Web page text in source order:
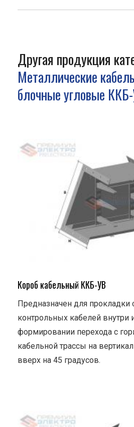
Другая продукция
Металлические
блочные угловые
Короб кабельный ККБ-УВ
Предназначен для прокладки
контрольных кабелей внутри
формировании перехода с
кабельной трассы на
вверх на 45 градусов.